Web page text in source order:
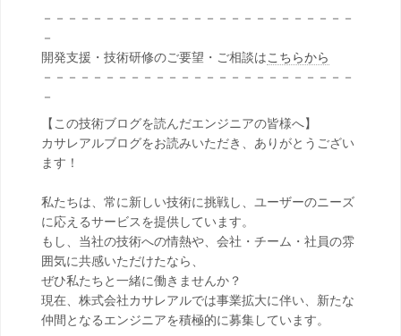
－－－－－－－－－－－－－－－－－－－－－－－－－
－
開発支援・技術研修のご要望・ご相談はこちらから
－－－－－－－－－－－－－－－－－－－－－－－－－
－
【この技術ブログを読んだエンジニアの皆様へ】
カサレアルブログをお読みいただき、ありがとうござい
ます！
私たちは、常に新しい技術に挑戦し、ユーザーのニーズ
に応えるサービスを提供しています。
もし、当社の技術への情熱や、会社・チーム・社員の雰
囲気に共感いただけたなら、
ぜひ私たちと一緒に働きませんか？
現在、株式会社カサレアルでは事業拡大に伴い、新たな
仲間となるエンジニアを積極的に募集しています。